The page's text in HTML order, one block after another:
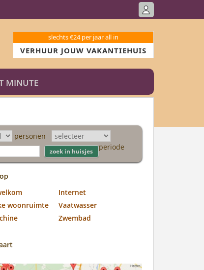
slechts €24 per jaar all in
VERHUUR JOUW VAKANTIEHUIS
MINUTE
personen
periode
Internet
woonruimte
Vaatwasser
Zwembad